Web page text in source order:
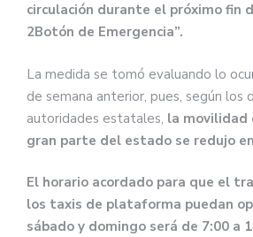
circulación durante el próximo fin
2Botón de Emergencia”.
La medida se tomó evaluando lo
de semana anterior, pues, según los
autoridades estatales, la movilidad
gran parte del estado se redujo
El horario acordado para que el
los taxis de plataforma puedan
sábado y domingo será de 7:00 a